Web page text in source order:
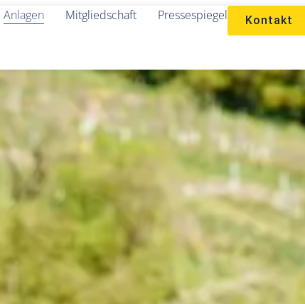
Anlagen Mitgliedschaft Pressespiegel Kontakt